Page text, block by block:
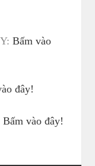
Bấm vào
đây!
Bấm vào đây!